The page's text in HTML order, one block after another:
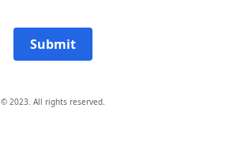
Submit
© 2023. All rights reserved.